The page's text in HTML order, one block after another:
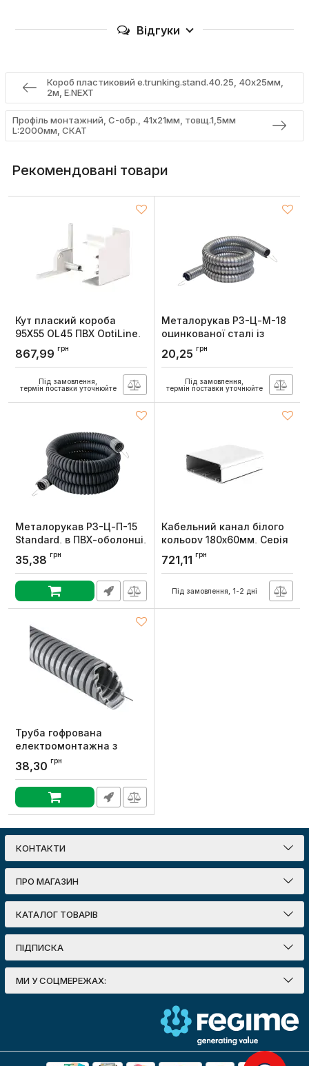
Відгуки
Короб пластиковий e.trunking.stand.40.25, 40х25мм,
2м, E.NEXT
Профіль монтажний, C-обр., 41х21мм, товщ.1,5мм
L:2000мм, СКАТ
Рекомендовані товари
Кут плаский короба
95Х55 OL45 ПВХ OptiLine,
Schneider Electric
Артикул:
867,99 грн
Під замовлення,
термін поставки уточнюйте
Металорукав Р3-Ц-М-18
оцинкованої сталі із
захисним покриттям,
Дн18мм, БДК
20,25 грн
Під замовлення,
термін поставки уточнюйте
Металорукав Р3-Ц-П-15
Standard, в ПВХ-оболонці,
Дн15мм, з протяжкою,
колір чорний, БДК
Артикул:6196-2015
35,38 грн
Кабельний канал білого
кольору 180х60мм, Серія
EKЕ, ПВХ, KOPOS
Артикул:
721,11 грн
Під замовлення, 1-2 дні
Труба гофрована
електромонтажна з
протяжкою 320 N/5см,
O32мм, ПВХ, світло-сіра,
Бухта 50 м, KOPOS
1432_K50D
38,30 грн
КОНТАКТИ
ПРО МАГАЗИН
КАТАЛОГ ТОВАРІВ
ПІДПИСКА
МИ У СОЦМЕРЕЖАХ: